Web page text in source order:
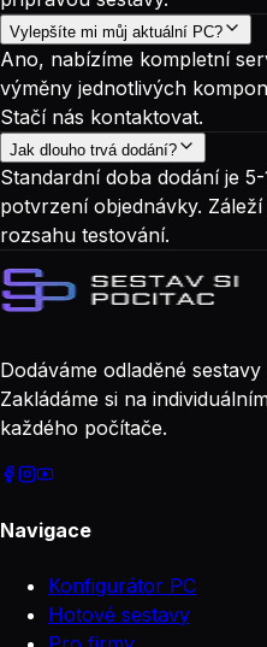
Vylepšíte mi můj aktuální PC?
Ano, nabízíme kompletní
výměny jednotlivých
Stačí nás kontaktovat.
Jak dlouho trvá dodání?
Standardní doba dodání je
potvrzení objednávky.
rozsahu testování.
Dodáváme odladěné
Zakládáme si na
každého počítače.
Navigace
Konfigurátor PC
Hotové sestavy